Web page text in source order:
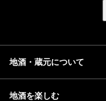
地酒・蔵元について
地酒を楽しむ